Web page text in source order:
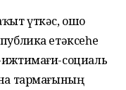
үткәс, ошо
етәксеһе
социаль
тармағының